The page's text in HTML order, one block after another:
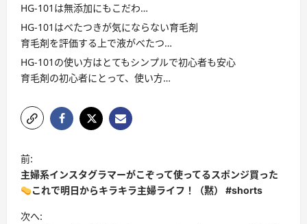
HG-101は無添加にもこだわ…
HG-101はべたつきが気にならない育毛剤
育毛剤を評価する上で液がべたつ…
HG-101の使い方はとてもシンプルで初心者も安心
育毛剤の初心者にとって、使い方…
投
稿
ナ
ビ
前:
主婦系インスタグラマーがこぞって使ってるスポンジ買った
これで明日からキラキラ主婦ライフ！（黙） #shorts
次へ: